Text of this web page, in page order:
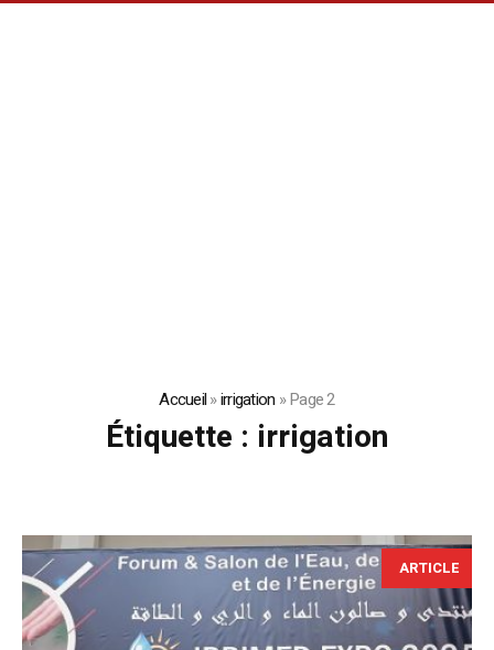
Accueil»irrigation »Page 2
Étiquette : irrigation
ARTICLE